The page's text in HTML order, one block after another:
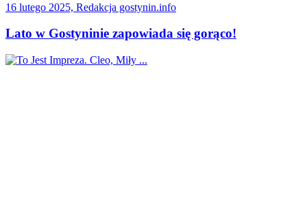
16 lutego 2025, Redakcja gostynin.info
Lato w Gostyninie zapowiada się gorąco!